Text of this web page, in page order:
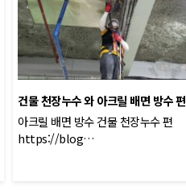
건물 천장누수 와 아크릴 배면 방수 편
아크릴 배면 방수 건물 천장누수 편
https://blog…